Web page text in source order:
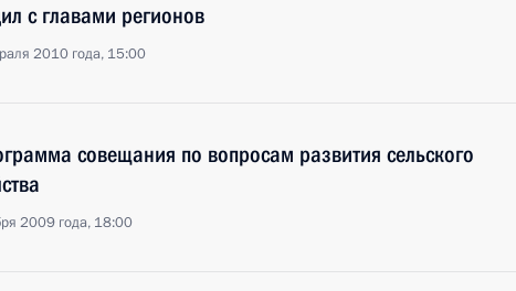
с главами регионов
2010 года, 15:00
совещания по вопросам развития сельского
2009 года, 18:00